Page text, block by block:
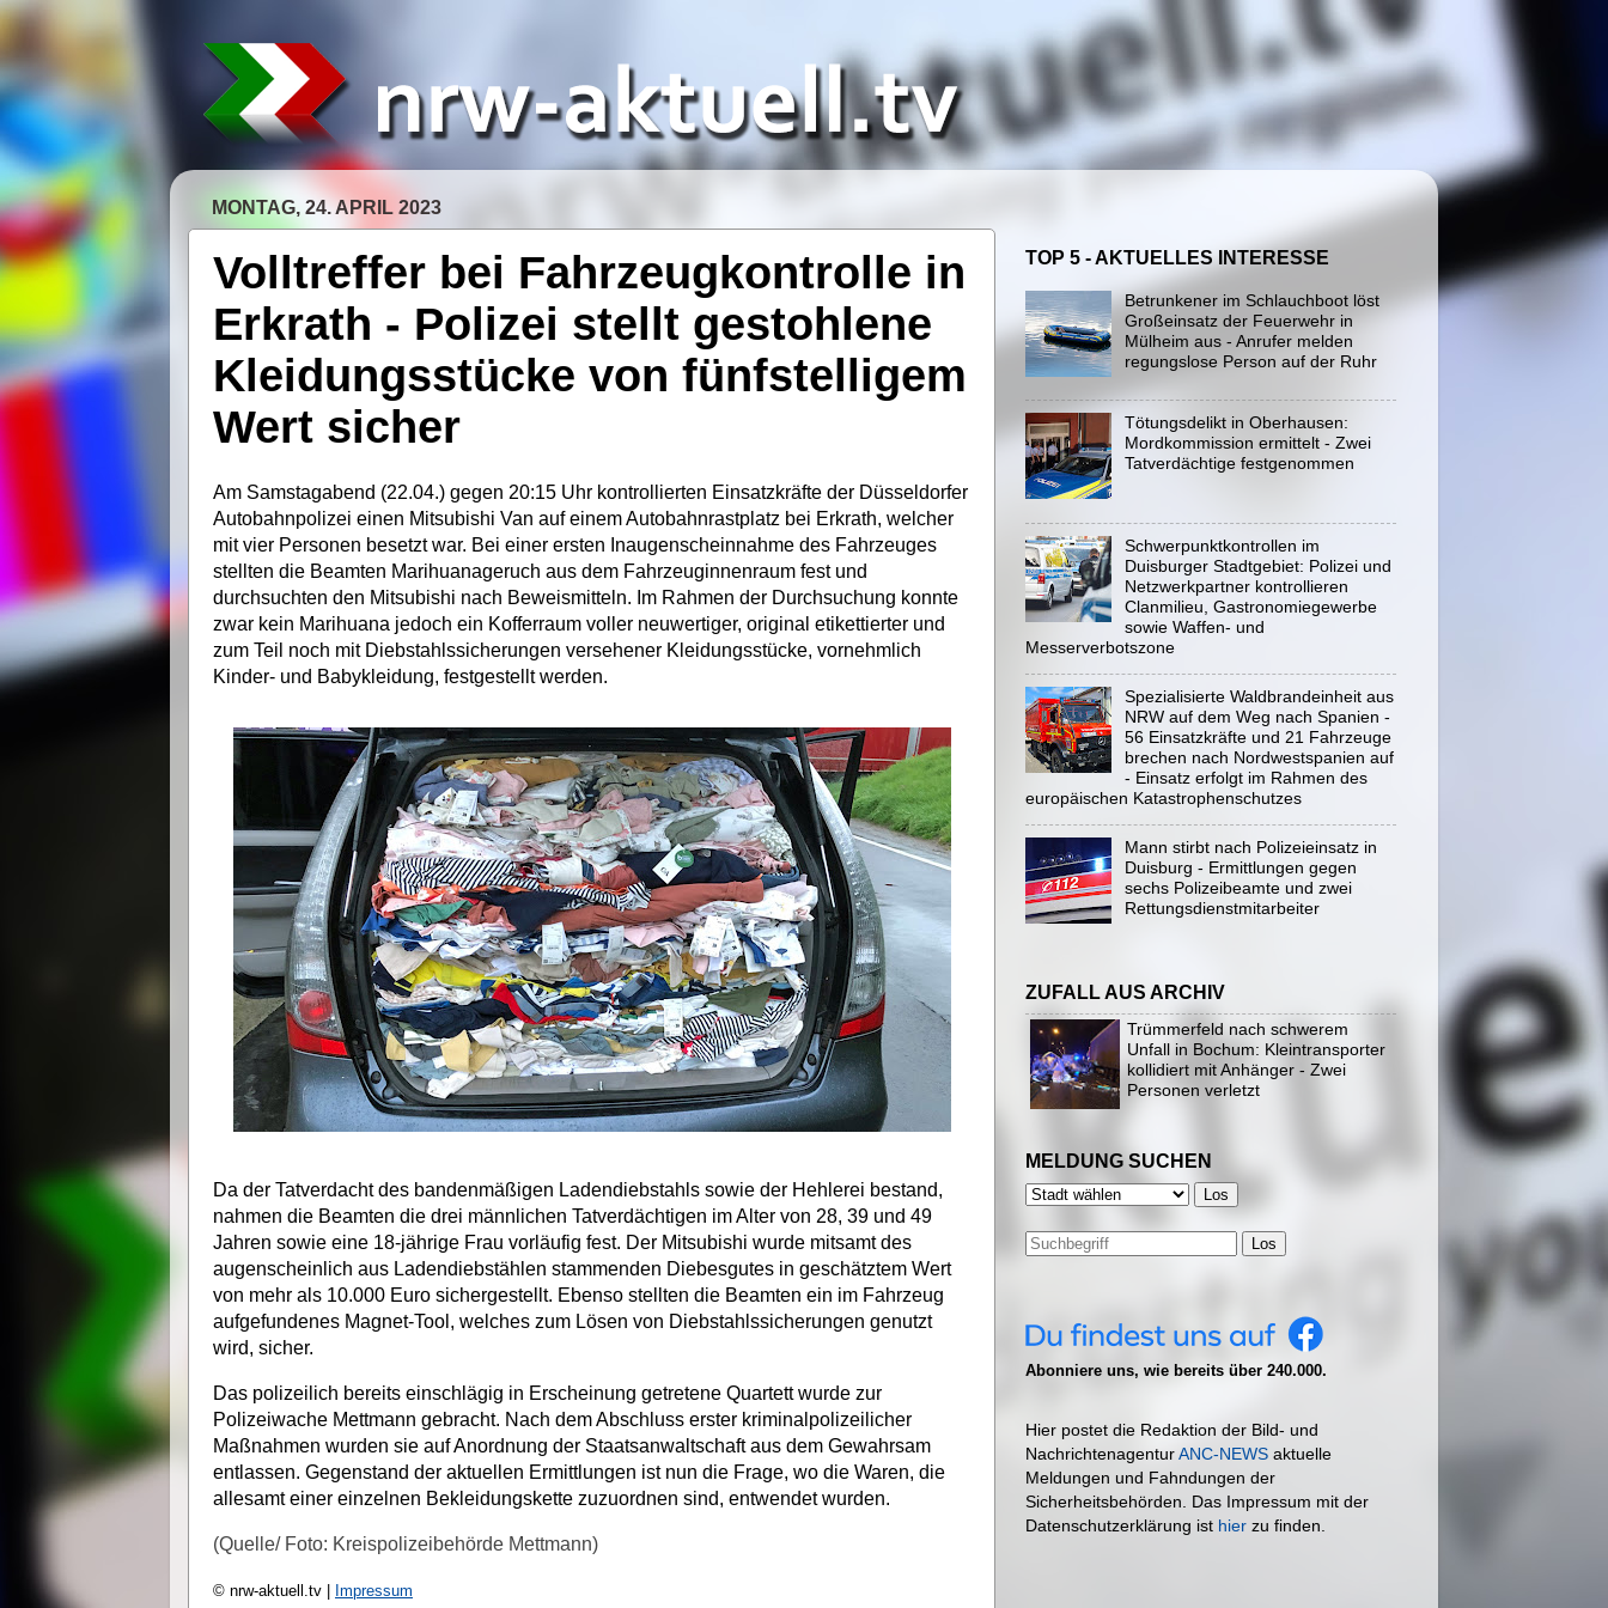
MONTAG, 24. APRIL 2023
Volltreffer bei Fahrzeugkontrolle in
Erkrath - Polizei stellt gestohlene
Kleidungsstücke von fünfstelligem
Wert sicher
Am Samstagabend (22.04.) gegen 20:15 Uhr kontrollierten Einsatzkräfte der Düsseldorfer
Autobahnpolizei einen Mitsubishi Van auf einem Autobahnrastplatz bei Erkrath, welcher
mit vier Personen besetzt war. Bei einer ersten Inaugenscheinnahme des Fahrzeuges
stellten die Beamten Marihuanageruch aus dem Fahrzeuginnenraum fest und
durchsuchten den Mitsubishi nach Beweismitteln. Im Rahmen der Durchsuchung konnte
zwar kein Marihuana jedoch ein Kofferraum voller neuwertiger, original etikettierter und
zum Teil noch mit Diebstahlssicherungen versehener Kleidungsstücke, vornehmlich
Kinder- und Babykleidung, festgestellt werden.
Da der Tatverdacht des bandenmäßigen Ladendiebstahls sowie der Hehlerei bestand,
nahmen die Beamten die drei männlichen Tatverdächtigen im Alter von 28, 39 und 49
Jahren sowie eine 18-jährige Frau vorläufig fest. Der Mitsubishi wurde mitsamt des
augenscheinlich aus Ladendiebstählen stammenden Diebesgutes in geschätztem Wert
von mehr als 10.000 Euro sichergestellt. Ebenso stellten die Beamten ein im Fahrzeug
aufgefundenes Magnet-Tool, welches zum Lösen von Diebstahlssicherungen genutzt
wird, sicher.
Das polizeilich bereits einschlägig in Erscheinung getretene Quartett wurde zur
Polizeiwache Mettmann gebracht. Nach dem Abschluss erster kriminalpolizeilicher
Maßnahmen wurden sie auf Anordnung der Staatsanwaltschaft aus dem Gewahrsam
entlassen. Gegenstand der aktuellen Ermittlungen ist nun die Frage, wo die Waren, die
allesamt einer einzelnen Bekleidungskette zuzuordnen sind, entwendet wurden.
(Quelle/ Foto: Kreispolizeibehörde Mettmann)
© nrw-aktuell.tv | Impressum
TOP 5 - AKTUELLES INTERESSE
Betrunkener im Schlauchboot löst
Großeinsatz der Feuerwehr in
Mülheim aus - Anrufer melden
regungslose Person auf der Ruhr
Tötungsdelikt in Oberhausen:
Mordkommission ermittelt - Zwei
Tatverdächtige festgenommen
Schwerpunktkontrollen im
Duisburger Stadtgebiet: Polizei und
Netzwerkpartner kontrollieren
Clanmilieu, Gastronomiegewerbe
sowie Waffen- und
Messerverbotszone
Spezialisierte Waldbrandeinheit aus
NRW auf dem Weg nach Spanien -
56 Einsatzkräfte und 21 Fahrzeuge
brechen nach Nordwestspanien auf
- Einsatz erfolgt im Rahmen des
europäischen Katastrophenschutzes
Mann stirbt nach Polizeieinsatz in
Duisburg - Ermittlungen gegen
sechs Polizeibeamte und zwei
Rettungsdienstmitarbeiter
ZUFALL AUS ARCHIV
Trümmerfeld nach schwerem
Unfall in Bochum: Kleintransporter
kollidiert mit Anhänger - Zwei
Personen verletzt
MELDUNG SUCHEN
Los
Abonniere uns, wie bereits über 240.000.
Hier postet die Redaktion der Bild- und
NachrichtenagenturANC-NEWS aktuelle
Meldungen und Fahndungen der
Sicherheitsbehörden. Das Impressum mit der
Datenschutzerklärung ist hier zu finden.